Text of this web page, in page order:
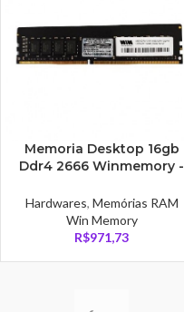
Memoria Desktop 16gb
Ddr4 2666 Winmemory -
Hardwares, Memórias RAM
Win Memory
R$971,73